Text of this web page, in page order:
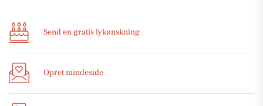
Send en gratis lykønskning
Opret mindeside